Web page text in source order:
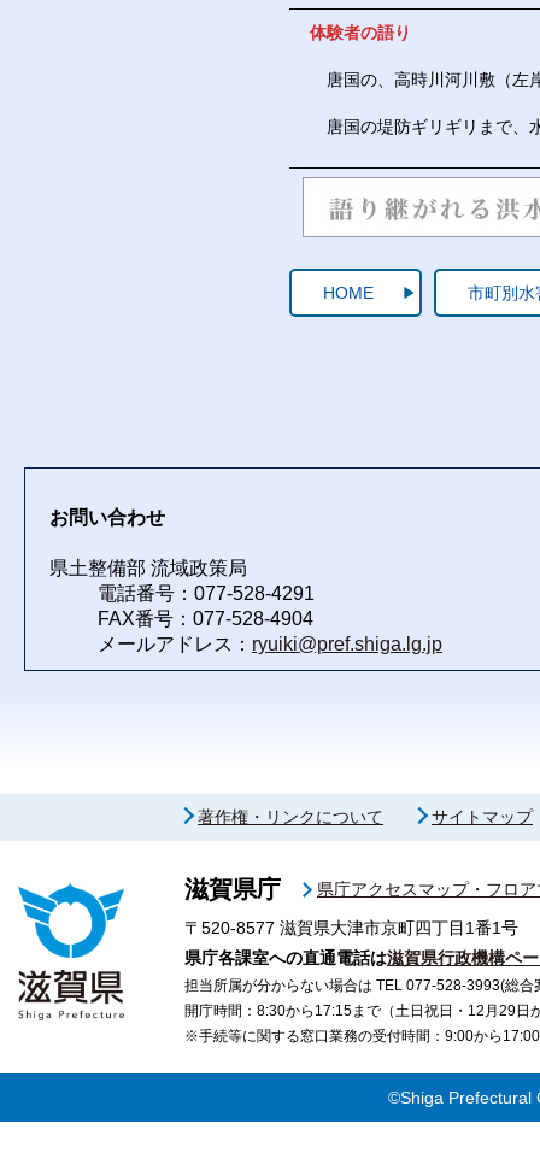
体験者の語り
唐国の、高時川河川敷（左
唐国の堤防ギリギリまで、
HOME 市町別水
お問い合わせ
県土整備部 流域政策局
電話番号：077-528-4291
FAX番号：077-528-4904
メールアドレス： ryuiki@pref.shiga.lg.jp
著作権・リンクについて サイトマップ
滋賀県庁
県庁アクセスマップ・フロ
〒520-8577 滋賀県大津市京町四丁目1番1号
県庁各課室への直通電話は滋賀県行政機構ペ
担当所属が分からない場合は TEL 077-528-3993(総合
開庁時間：8:30から17:15まで（土日祝日・12月29日
※手続等に関する窓口業務の受付時間：9:00から
©Shiga Prefectural